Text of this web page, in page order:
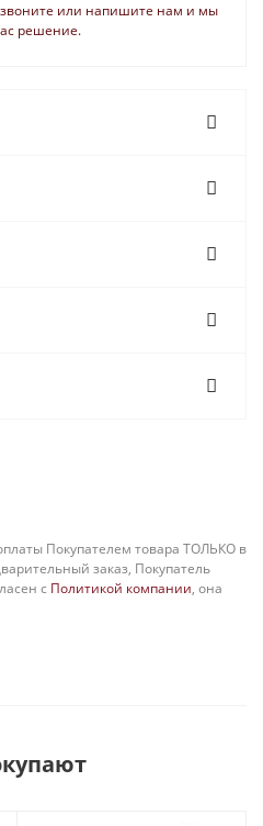
или напишите нам и мы
решение.
Покупателем товара ТОЛЬКО в
заказ, Покупатель
с Политикой компании, она